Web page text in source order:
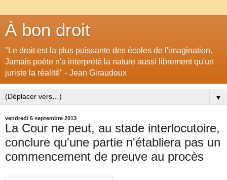
À bon droit
"Le droit est la plus puissante des écoles de l'imagination.
Jamais poète n'a interprété la nature aussi librement qu'un
juriste la réalité" - Jean Giraudoux
▼
vendredi 6 septembre 2013
La Cour ne peut, au stade interlocutoire,
conclure qu'une partie n'établiera pas un
commencement de preuve au procès